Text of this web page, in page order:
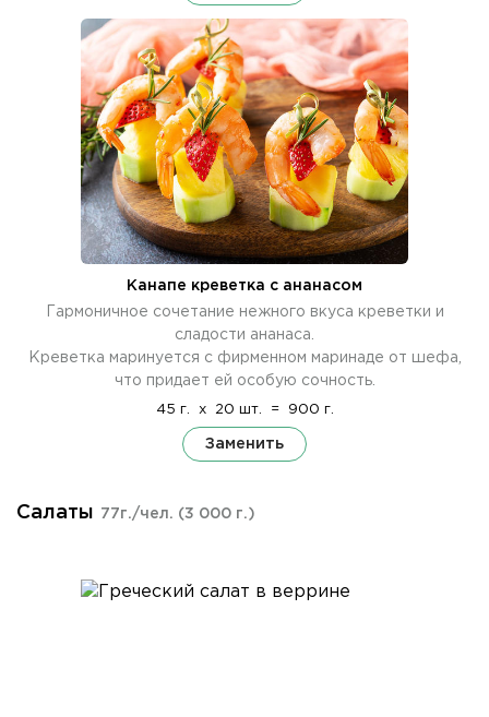
Канапе креветка с ананасом
Гармоничное сочетание нежного вкуса креветки и
сладости ананаса.
Креветка маринуется с фирменном маринаде от шефа,
что придает ей особую сочность.
45 г. x 20 шт. = 900 г.
Заменить
Салаты 77г./чел. (3 000 г.)